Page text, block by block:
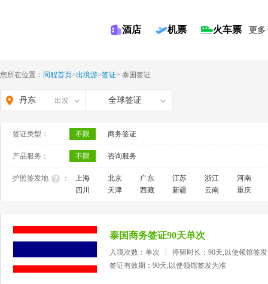
酒店 机票 火车票 更多
您所在位置： 同程首页>出境游>签证> 泰国签证
丹东 出发 全球签证
签证类型： 不限 商务签证
产品服务： 不限 咨询服务
护照签发地 ： 上海 北京 广东 江苏 浙江
河南
四川
天津 西藏 新疆 云南 重庆
泰国商务签证90天单次
入境次数：单次
停留时长：90天,以使领馆签
签证有效期：90天,以使领馆签发为准